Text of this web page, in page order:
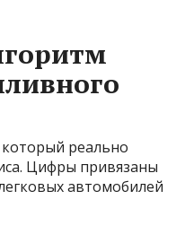
реально
Цифры привязаны
автомобилей